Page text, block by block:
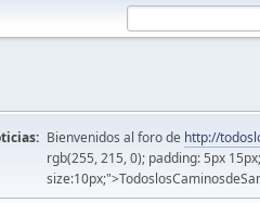
Bienvenidos al foro de http://
rgb(255, 215, 0); padding: 5px